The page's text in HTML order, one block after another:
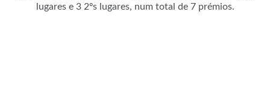
lugares e 3 2ºs lugares, num total de 7 prémios.